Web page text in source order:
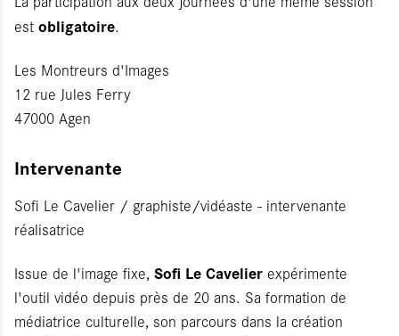
est obligatoire.
Les Montreurs d'Images
12 rue Jules Ferry
47000 Agen
Intervenante
Sofi Le Cavelier / graphiste/vidéaste - intervenante
réalisatrice
Issue de l'image fixe, Sofi Le Cavelier expérimente
l'outil vidéo depuis près de 20 ans. Sa formation de
médiatrice culturelle, son parcours dans la création